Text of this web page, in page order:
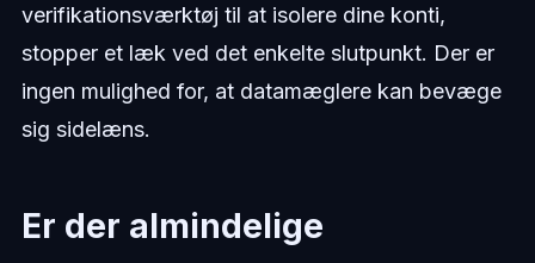
verifikationsværktøj til at isolere dine konti,
stopper et læk ved det enkelte slutpunkt. Der er
ingen mulighed for, at datamæglere kan bevæge
sig sidelæns.
Er der almindelige